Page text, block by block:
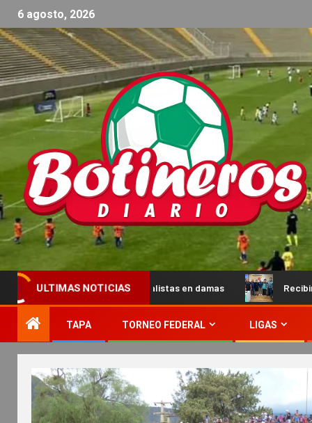
6 agosto, 2026
ULTIMAS NOTICIAS
semifinalistas en damas Recibimos la visita de
TAPA TORNEO FEDERAL LIGAS